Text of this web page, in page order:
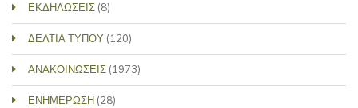
ΕΚΔΗΛΩΣΕΙΣ (8)
ΔΕΛΤΙΑ ΤΥΠΟΥ (120)
ΑΝΑΚΟΙΝΩΣΕΙΣ (1973)
ΕΝΗΜΕΡΩΣΗ (28)